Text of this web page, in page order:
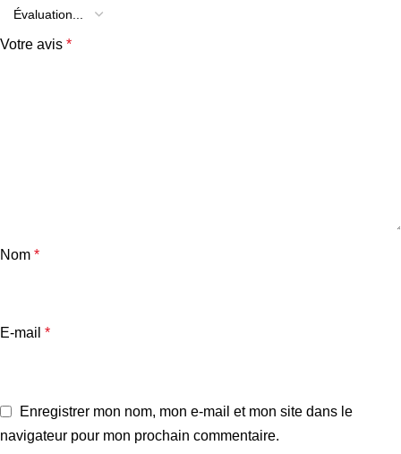
Votre avis *
Nom *
E-mail *
Enregistrer mon nom, mon e-mail et mon site dans le
navigateur pour mon prochain commentaire.